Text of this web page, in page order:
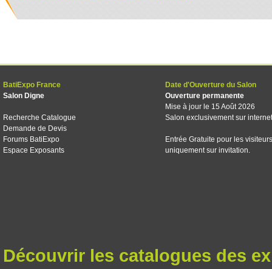
BatiExpo France
Salon Digne
Recherche Catalogue
Demande de Devis
Forums BatiExpo
Espace Exposants
Date d'Ouverture du Salon
Ouverture permanente
Mise à jour le 15 Août 2026
Salon exclusivement sur internet
Entrée Gratuite pour les visiteurs
uniquement sur invitation.
Découvrir les catalogues des